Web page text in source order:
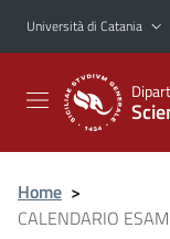
Vai al contenuto
Vai al menu di
Università di Catania
Home >
CALENDARIO